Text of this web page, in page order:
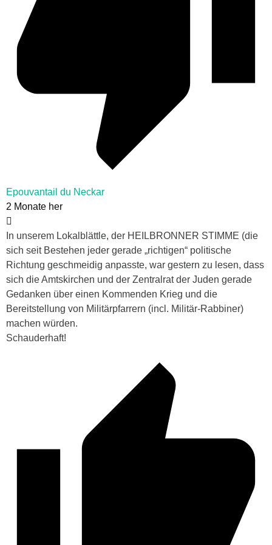
Epouvantail du Neckar
2 Monate her
In unserem Lokalblättle, der HEILBRONNER STIMME (die
sich seit Bestehen jeder gerade „richtigen“ politische
Richtung geschmeidig anpasste, war gestern zu lesen, dass
sich die Amtskirchen und der Zentralrat der Juden gerade
Gedanken über einen Kommenden Krieg und die
Bereitstellung von Militärpfarrern (incl. Militär-Rabbiner)
machen würden.
Schauderhaft!